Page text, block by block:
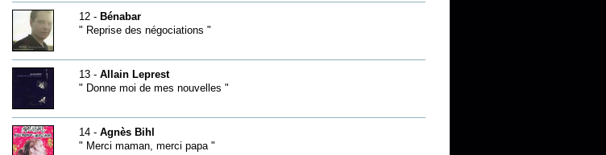
12 - Bénabar
" Reprise des négociations "
13 - Allain Leprest
" Donne moi de mes nouvelles "
14 - Agnès Bihl
" Merci maman, merci papa "